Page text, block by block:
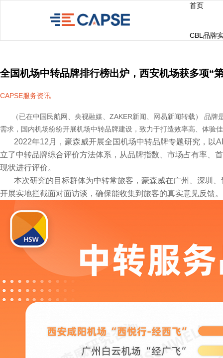
首页
CBL品牌
全国机场中转品牌排行榜出炉，西安机场获多项“
CAPSE服务资讯
（已在中国民航网、央视融媒、ZAKER新闻、网易新闻转载） 品牌
需求，国内机场纷纷开展机场中转品牌建设，致力于打造效率高、体验
2022年12月，豪森威开展全国机场中转品牌专题研究，以
立了中转品牌综合评价方法体系，从品牌指数、市场占有率、
现状进行评价。
本次研究的目标群体为中转常旅客，豪森威在广州、深圳、
开展实地拦截面对面访谈，确保能收集到旅客的真实意见反馈。